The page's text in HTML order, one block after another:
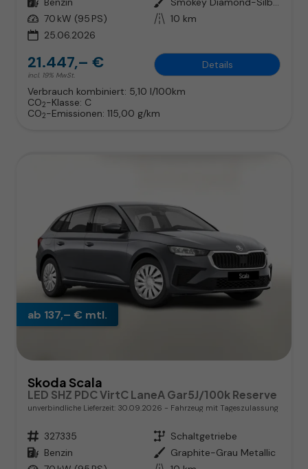
Leistung 70 kW (95 PS) Kilometerstand 10 km
25.06.2026
21.447,– €
incl. 19% MwSt.
Details
Verbrauch kombiniert: 5,10 l/100km
CO2-Klasse: C
CO2-Emissionen: 115,00 g/km
ab 137,– € mtl.
Skoda Scala
LED SHZ PDC VirtC LaneA Gar5J/100k Reserve
unverbindliche Lieferzeit: 30.09.2026 Fahrzeug mit Tageszulassung
Fahrzeugnr. 327335 Getriebe Schaltgetriebe
Kraftstoff Benzin Außenfarbe Graphite-Grau Metallic